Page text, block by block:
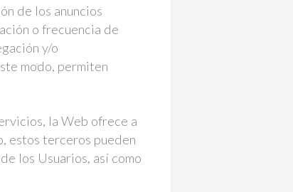
de los anuncios
o frecuencia de
y/o
modo, permiten
la Web ofrece a
estos terceros pueden
los Usuarios, así como